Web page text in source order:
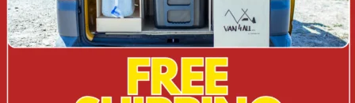
świecy. Płynna regulacja w zakresie 10 – 100 % odbywa się
przy pomocy pokrętła inspirowanego klasyczną lampą
naftową. Całość w połączeniu z konstrukcją tworzy
niepowtarzalny klimat podczas wspólnych posiłków na
świeżym powietrzu w gronie rodziny i przyjaciół. Poza